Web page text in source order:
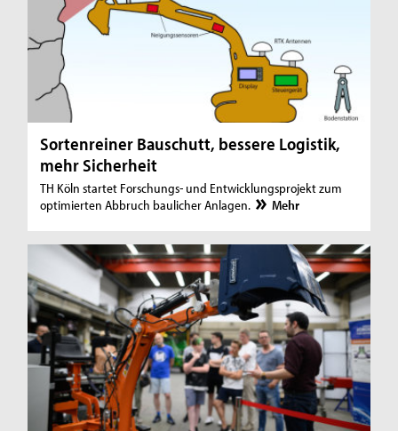
Sortenreiner Bauschutt, bessere Logistik,
mehr Sicherheit
TH Köln startet Forschungs- und Entwicklungsprojekt zum
optimierten Abbruch baulicher Anlagen.
Mehr